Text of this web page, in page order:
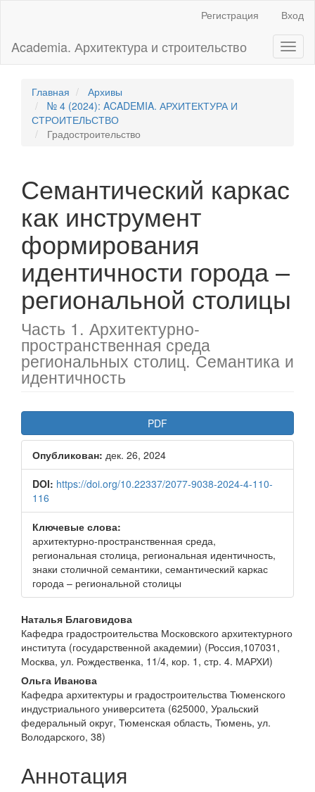
Основное
содержимое
панель
Регистрация Вход
Academia. Архитектура и строительство
Главная
Архивы
№ 4 (2024): ACADEMIA. АРХИТЕКТУРА И
СТРОИТЕЛЬСТВО
Градостроительство
Семантический каркас
как инструмент
формирования
идентичности города –
региональной столицы
Часть 1. Архитектурно-
пространственная среда
региональных столиц. Семантика и
идентичность
Боковая
панель
статьи
PDF
Опубликован: дек. 26, 2024
DOI: https://doi.org/10.22337/2077-9038-2024-4-110-
116
Ключевые слова:
архитектурно-пространственная среда,
региональная столица, региональная идентичность,
знаки столичной семантики, семантический каркас
города – региональной столицы
Основное
содержимое
статьи
Наталья Благовидова
Кафедра градостроительства Московского архитектурного
института (государственной академии) (Россия,107031,
Москва, ул. Рождественка, 11/4, кор. 1, стр. 4. МАРХИ)
Ольга Иванова
Кафедра архитектуры и градостроительства Тюменского
индустриального университета (625000, Уральский
федеральный округ, Тюменская область, Тюмень, ул.
Володарского, 38)
Аннотация